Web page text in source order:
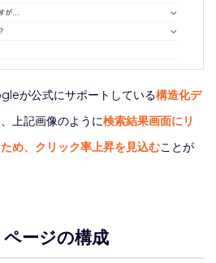
が公式にサポートしている構造化デ
上記画像のように検索結果画面にリ
め、クリック率上昇を見込むことが
ページの構成